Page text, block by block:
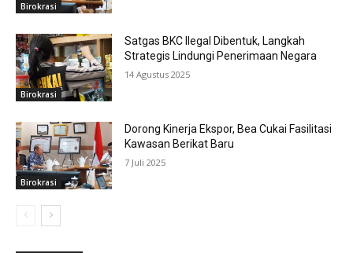
Birokrasi
Birokrasi
Satgas BKC Ilegal Dibentuk, Langkah
Strategis Lindungi Penerimaan Negara
14 Agustus 2025
Birokrasi
Dorong Kinerja Ekspor, Bea Cukai Fasilitasi
Kawasan Berikat Baru
7 Juli 2025